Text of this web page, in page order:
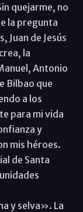
quejarme, no
la pregunta
Juan de Jesús
la
Antonio
Bilbao que
a los
para mi vida
y
mis héroes.
de Santa
y selva». La